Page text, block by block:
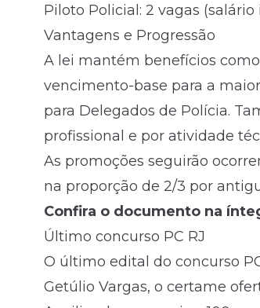
Piloto Policial: 2 vagas (salário
Vantagens e Progressão
A lei mantém benefícios
vencimento-base para a
para Delegados de Polícia.
profissional e por atividade
As promoções seguirão
na proporção de 2/3 por
Confira o documento na
Último concurso PC RJ
O último edital do concurso
Getúlio Vargas, o certame